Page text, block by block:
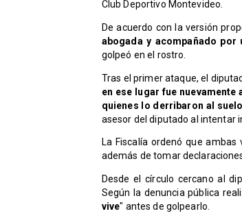
Club Deportivo Montevideo.
De acuerdo con la versión
abogada y acompañado
golpeó en el rostro.
Tras el primer ataque, el
en ese lugar fue
quienes lo derribaron al
asesor del diputado al intentar
La Fiscalía ordenó que
además de tomar
Desde el círculo cercano al
Según la denuncia pública
vive" antes de golpearlo.